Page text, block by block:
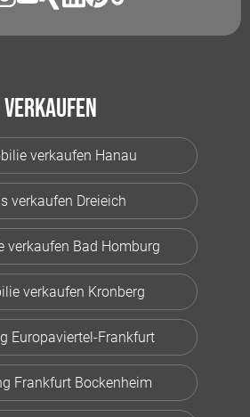
Verkaufen
verkaufen Hanau
verkaufen Dreieich
verkaufen Bad Homburg
verkaufen Kronberg
Europaviertel-Frankfurt
Frankfurt Bockenheim